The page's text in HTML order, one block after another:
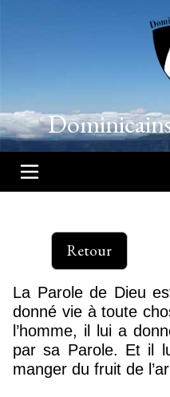
Retour
La Parole de Dieu
donné vie à toute
l’homme, il lui a
par sa Parole. Et il
manger du fruit de